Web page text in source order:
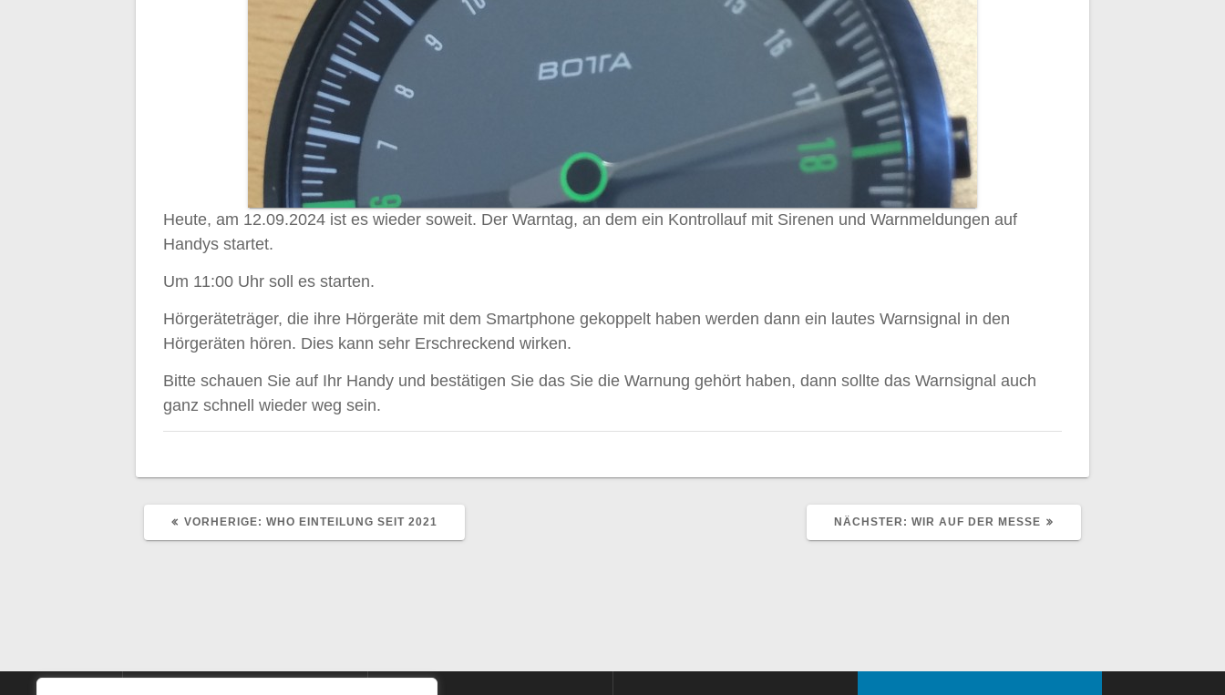
Heute, am 12.09.2024 ist es wieder soweit. Der Warntag, an dem ein Kontrollauf mit Sirenen und Warnmeldungen auf
Handys startet.
Um 11:00 Uhr soll es starten.
Hörgeräteträger, die ihre Hörgeräte mit dem Smartphone gekoppelt haben werden dann ein lautes Warnsignal in den
Hörgeräten hören. Dies kann sehr Erschreckend wirken.
Bitte schauen Sie auf Ihr Handy und bestätigen Sie das Sie die Warnung gehört haben, dann sollte das Warnsignal auch
ganz schnell wieder weg sein.
VORHERIGE: VORHERIGER
WHO EINTEILUNG SEIT 2021 NÄCHSTER: NÄCHSTER
WIR AUF DER MESSE